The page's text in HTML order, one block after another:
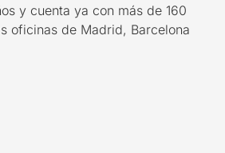
y cuenta ya con más de 160
oficinas de Madrid, Barcelona